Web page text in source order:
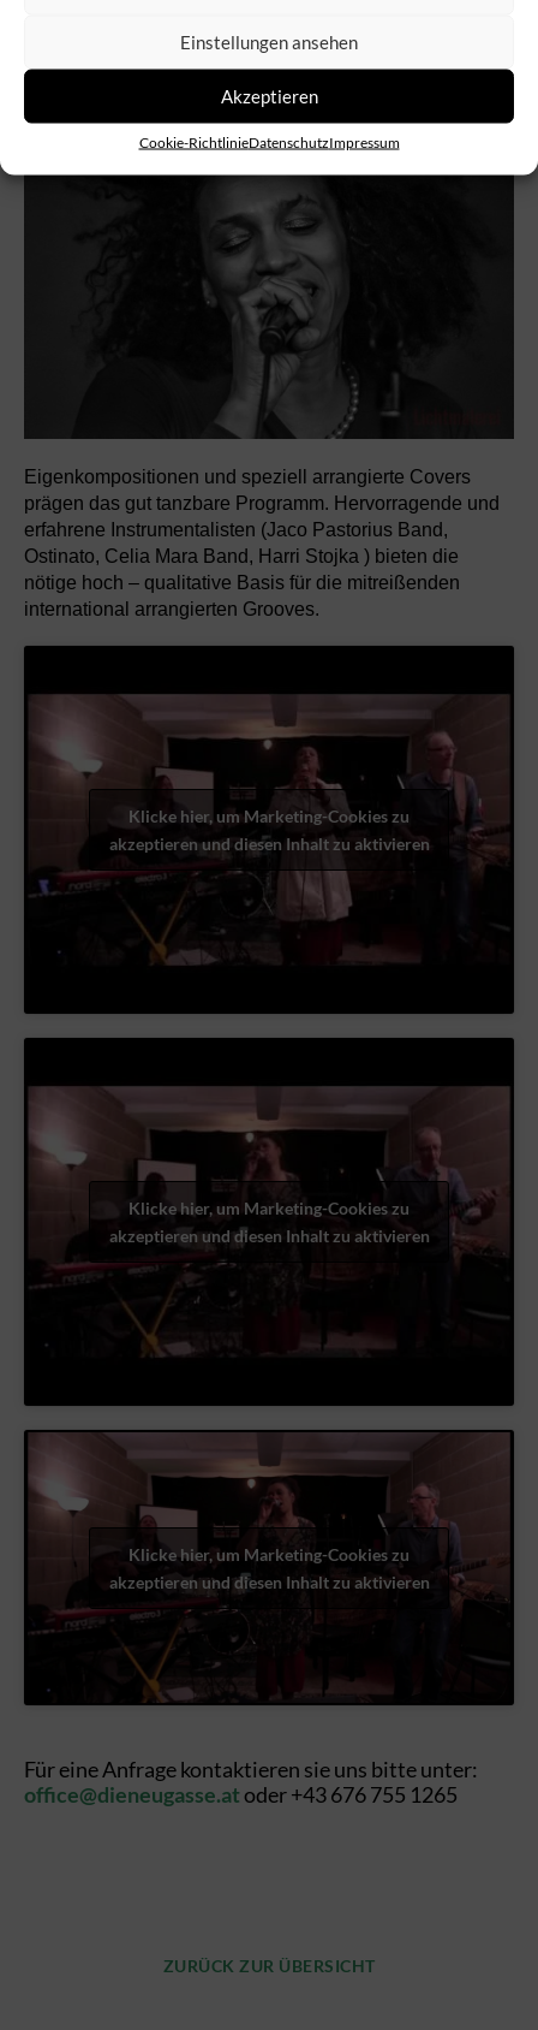
Akzeptieren
Einstellungen ansehen
Cookie-RichtlinieDatenschutzImpressum
Eigenkompositionen und speziell arrangierte Covers
prägen das gut tanzbare Programm. Hervorragende und
erfahrene Instrumentalisten (Jaco Pastorius Band,
Ostinato, Celia Mara Band, Harri Stojka ) bieten die
nötige hoch – qualitative Basis für die mitreißenden
international arrangierten Grooves.
Klicke hier, um Marketing-Cookies zu
akzeptieren und diesen Inhalt zu aktivieren
Klicke hier, um Marketing-Cookies zu
akzeptieren und diesen Inhalt zu aktivieren
Klicke hier, um Marketing-Cookies zu
akzeptieren und diesen Inhalt zu aktivieren
Für eine Anfrage kontaktieren sie uns bitte unter:
office@dieneugasse.atoder +43 676 755 1265
ZURÜCK ZUR ÜBERSICHT